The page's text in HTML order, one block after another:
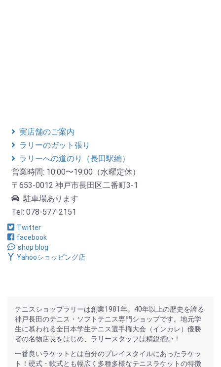
実店舗のご案内
ラリーのガット張り
ラリーへの道のり（長田駅編）
営業時間: 10:00〜19:00（水曜定休）
〒653-0012 神戸市長田区二番町3-1
駐車場あります
Tel: 078-577-2151
Twitter
facebook
shop blog
Yahooショッピング店
テニスショップラリーは創業1981年。40年以上の歴史を誇る
神戸長田のテニス・ソフトテニス専門ショップです。地元学
生に慕われる全日本学生テニス選手権大会（インカレ）優勝
者の名物店長をはじめ、ラリースタッフは精鋭揃い！
一番良いラケットとは自分のプレイスタイルにあったラケッ
ト！硬式・軟式とも幅広く多種多様なテニスラケットの特徴